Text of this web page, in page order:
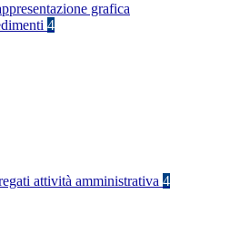
grafica
4
attività amministrativa 4